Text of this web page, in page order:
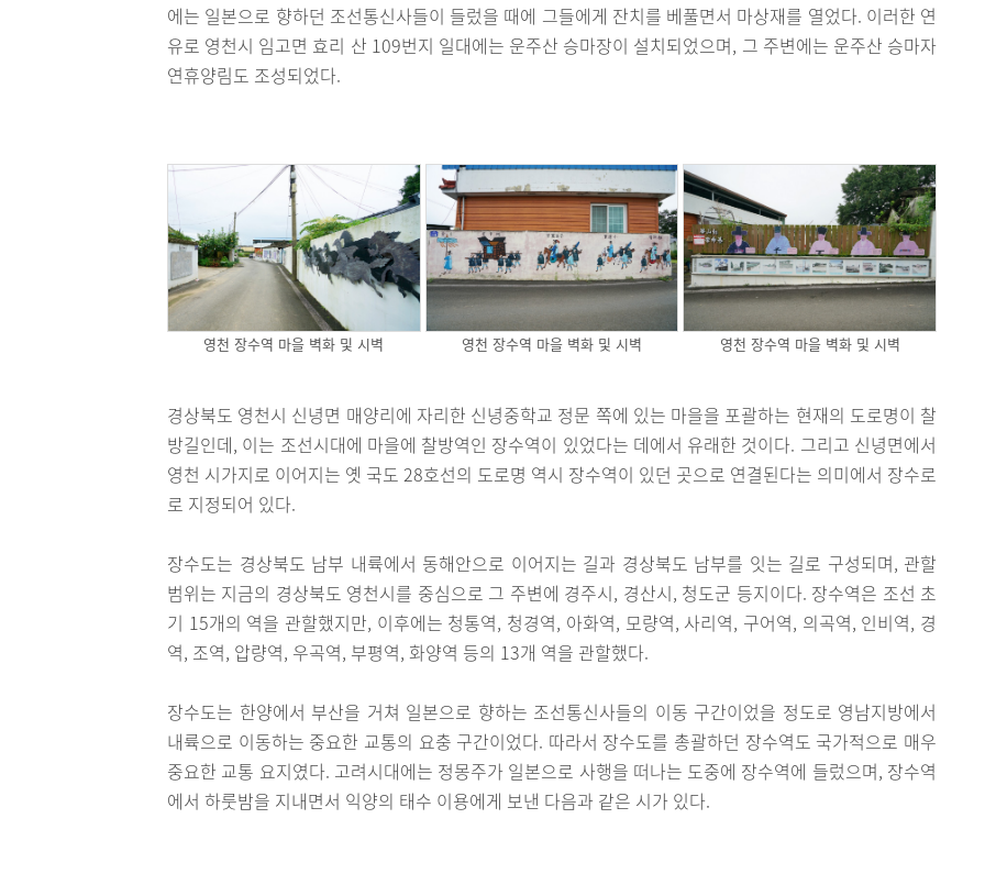
에는 일본으로 향하던 조선통신사들이 들렀을 때에 그들에게 잔치를 베풀면서 마상재를 열었다. 이러한 연
유로 영천시 임고면 효리 산 109번지 일대에는 운주산 승마장이 설치되었으며, 그 주변에는 운주산 승마자
연휴양림도 조성되었다.
영천 장수역 마을 벽화 및 시벽 영천 장수역 마을 벽화 및 시벽 영천 장수역 마을 벽화 및 시벽
경상북도 영천시 신녕면 매양리에 자리한 신녕중학교 정문 쪽에 있는 마을을 포괄하는 현재의 도로명이 찰
방길인데, 이는 조선시대에 마을에 찰방역인 장수역이 있었다는 데에서 유래한 것이다. 그리고 신녕면에서
영천 시가지로 이어지는 옛 국도 28호선의 도로명 역시 장수역이 있던 곳으로 연결된다는 의미에서 장수로
로 지정되어 있다.
장수도는 경상북도 남부 내륙에서 동해안으로 이어지는 길과 경상북도 남부를 잇는 길로 구성되며, 관할
범위는 지금의 경상북도 영천시를 중심으로 그 주변에 경주시, 경산시, 청도군 등지이다. 장수역은 조선 초
기 15개의 역을 관할했지만, 이후에는 청통역, 청경역, 아화역, 모량역, 사리역, 구어역, 의곡역, 인비역, 경
역, 조역, 압량역, 우곡역, 부평역, 화양역 등의 13개 역을 관할했다.
장수도는 한양에서 부산을 거쳐 일본으로 향하는 조선통신사들의 이동 구간이었을 정도로 영남지방에서
내륙으로 이동하는 중요한 교통의 요충 구간이었다. 따라서 장수도를 총괄하던 장수역도 국가적으로 매우
중요한 교통 요지였다. 고려시대에는 정몽주가 일본으로 사행을 떠나는 도중에 장수역에 들렀으며, 장수역
에서 하룻밤을 지내면서 익양의 태수 이용에게 보낸 다음과 같은 시가 있다.